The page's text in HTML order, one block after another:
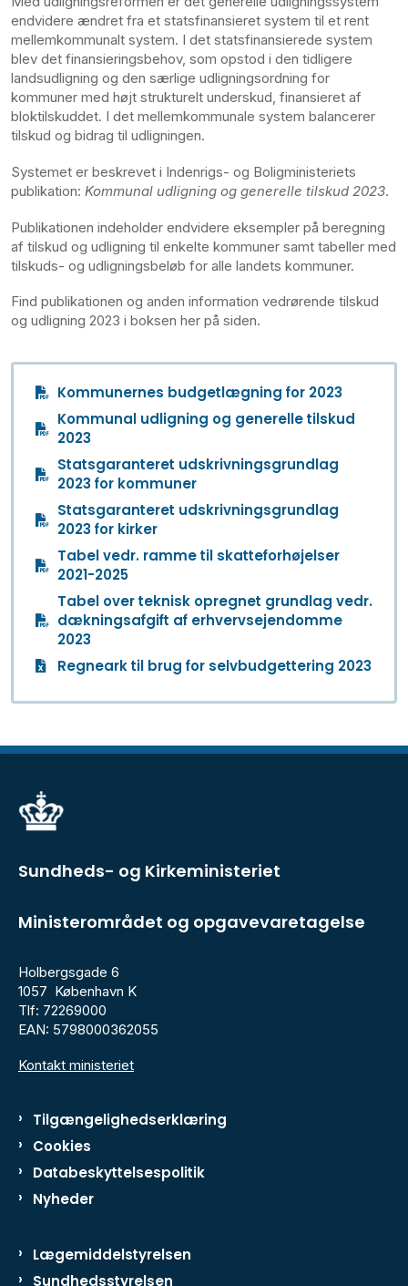
endvidere ændret fra et statsfinansieret system til et rent
mellemkommunalt system. I det statsfinansierede system
blev det finansieringsbehov, som opstod i den tidligere
landsudligning og den særlige udligningsordning for
kommuner med højt strukturelt underskud, finansieret af
bloktilskuddet. I det mellemkommunale system balancerer
tilskud og bidrag til udligningen.
Systemet er beskrevet i Indenrigs- og Boligministeriets
publikation: Kommunal udligning og generelle tilskud 2023.
Publikationen indeholder endvidere eksempler på beregning
af tilskud og udligning til enkelte kommuner samt tabeller med
tilskuds- og udligningsbeløb for alle landets kommuner.
Find publikationen og anden information vedrørende tilskud
og udligning 2023 i boksen her på siden.
Kommunernes budgetlægning for 2023
Kommunal udligning og generelle tilskud
2023
Statsgaranteret udskrivningsgrundlag
2023 for kommuner
Statsgaranteret udskrivningsgrundlag
2023 for kirker
Tabel vedr. ramme til skatteforhøjelser
2021-2025
Tabel over teknisk opregnet grundlag vedr.
dækningsafgift af erhvervsejendomme
2023
Regneark til brug for selvbudgettering 2023
Sundheds- og Kirkeministeriet
Ministerområdet og opgavevaretagelse
Holbergsgade 6
1057 København K
Tlf: 72269000
EAN: 5798000362055
Kontakt ministeriet
Tilgængelighedserklæring
Cookies
Databeskyttelsespolitik
Nyheder
Lægemiddelstyrelsen
Sundhedsstyrelsen